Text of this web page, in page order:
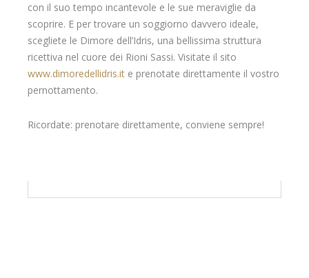
con il suo tempo incantevole e le sue meraviglie da
scoprire. E per trovare un soggiorno davvero ideale,
scegliete le Dimore dell’Idris, una bellissima struttura
ricettiva nel cuore dei Rioni Sassi. Visitate il sito
www.dimoredellidris.it e prenotate direttamente il vostro
pernottamento.
Ricordate: prenotare direttamente, conviene sempre!